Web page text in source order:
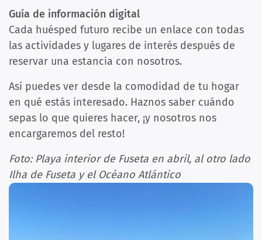
Guía de información digital
Cada huésped futuro recibe un enlace con todas
las actividades y lugares de interés después de
reservar una estancia con nosotros.
Así puedes ver desde la comodidad de tu hogar
en qué estás interesado. Haznos saber cuándo
sepas lo que quieres hacer, ¡y nosotros nos
encargaremos del resto!
Foto: Playa interior de Fuseta en abril, al otro lado
Ilha de Fuseta y el Océano Atlántico